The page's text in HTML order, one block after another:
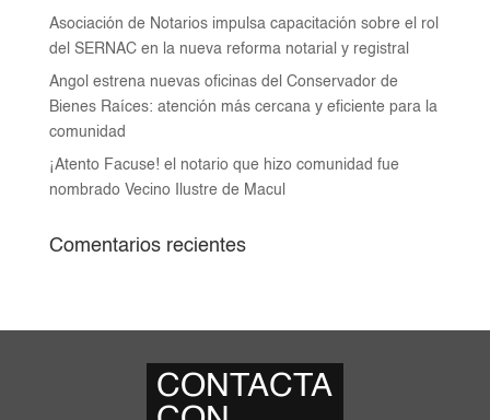
Asociación de Notarios impulsa capacitación sobre el rol
del SERNAC en la nueva reforma notarial y registral
Angol estrena nuevas oficinas del Conservador de
Bienes Raíces: atención más cercana y eficiente para la
comunidad
¡Atento Facuse! el notario que hizo comunidad fue
nombrado Vecino Ilustre de Macul
Comentarios recientes
CONTACTA